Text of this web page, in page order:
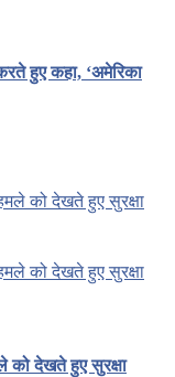
हुए कहा, ‘अमेरिका
को देखते हुए सुरक्षा